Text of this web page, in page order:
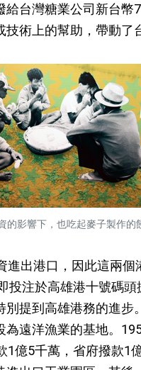
台灣糖業公司新台幣
術上的幫助，帶動了
影響下，也吃起麥子製作的
出港口，因此這兩
投注於高雄港十號碼
提到高雄港務的進步
遠洋漁業的基地。
億5千萬，省府撥款1